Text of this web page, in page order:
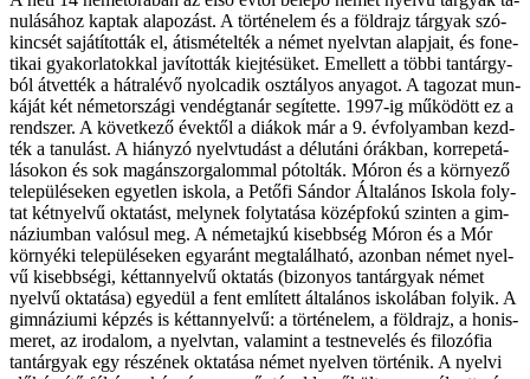
nu­lá­sá­hoz kap­tak ala­po­zást. A tör­té­ne­lem és a föld­rajz tár­gyak szó­
kin­csét sa­já­tí­tot­ták el, át­is­mé­tel­ték a né­met nyelv­tan alap­ja­it, és fo­ne­
ti­kai gya­kor­la­tok­kal ja­ví­tot­ták ki­ej­té­sü­ket. Emel­lett a töb­bi tan­tárgy­
ból át­vet­ték a hát­ra­lé­vő nyol­ca­dik osz­tá­lyos anya­got. A ta­go­zat mun­
ká­ját két né­met­or­szá­gi ven­dég­ta­nár se­gí­tet­te. 1997-ig mű­kö­dött ez a
rend­szer. A kö­vet­ke­ző évek­től a di­á­kok már a 9. év­fo­lyam­ban kezd­
ték a ta­nu­lást. A hi­ány­zó nyelv­tu­dást a dél­utá­ni órák­ban, kor­re­pe­tá­
lá­so­kon és sok ma­gán­szor­ga­lom­mal pó­tol­ták. Mó­ron és a kör­nye­ző
te­le­pü­lé­se­ken egyet­len is­ko­la, a Pe­tő­fi Sán­dor Ál­ta­lá­nos Is­ko­la foly­
tat két­nyel­vű ok­ta­tást, mely­nek foly­ta­tá­sa kö­zép­fo­kú szin­ten a gim­
ná­zi­um­ban va­ló­sul meg. A né­met­aj­kú ki­sebb­ség Mó­ron és a Mór
kör­nyé­ki te­le­pü­lé­se­ken egy­aránt meg­ta­lál­ha­tó, azon­ban né­met nyel­
vű ki­sebb­sé­gi, két­tan­nyelvű ok­ta­tás (bi­zo­nyos tan­tár­gyak né­met
nyel­vű ok­ta­tá­sa) egye­dül a fent em­lí­tett ál­ta­lá­nos is­ko­lá­ban fo­lyik. A
gim­ná­zi­u­mi kép­zés is két­tan­nyelvű: a tör­té­ne­lem, a föld­rajz, a hon­is­
me­ret, az iro­da­lom, a nyelv­tan, va­la­mint a test­ne­ve­lés és fi­lo­zó­fia
tan­tár­gyak egy ré­szé­nek ok­ta­tá­sa né­met nyel­ven tör­té­nik. A nyel­vi